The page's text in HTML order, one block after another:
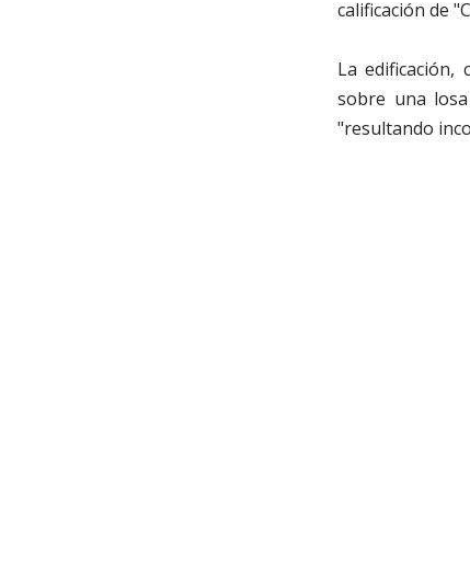
calificación de
La edificación,
sobre una
"resultando